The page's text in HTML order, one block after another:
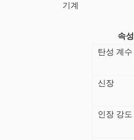
기계
속성
탄성 계수
신장
인장 강도